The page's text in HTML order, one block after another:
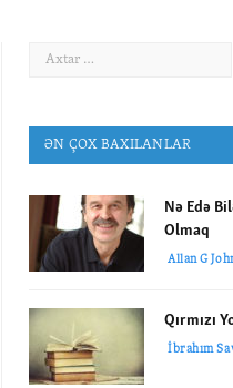
ƏN ÇOX BAXILANLAR
Nə Edə
Olmaq
Allan G
Qırmızı
İbrahım